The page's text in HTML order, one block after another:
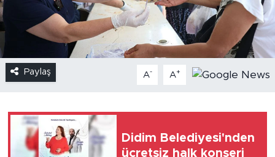
Paylaş A- A+
Didim Belediyesi'nden
ücretsiz halk konseri